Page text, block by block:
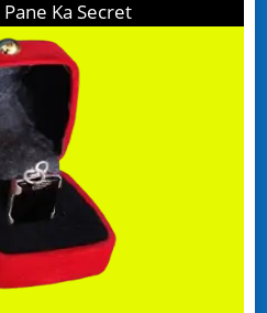
Ka Secret